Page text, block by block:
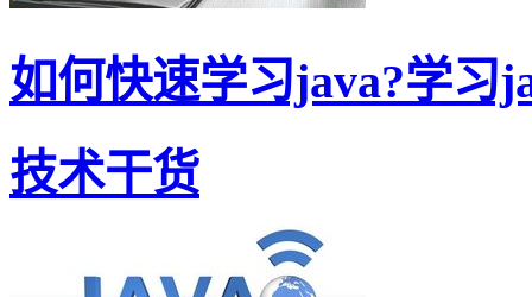
如何快速学习java?学习
技术干货